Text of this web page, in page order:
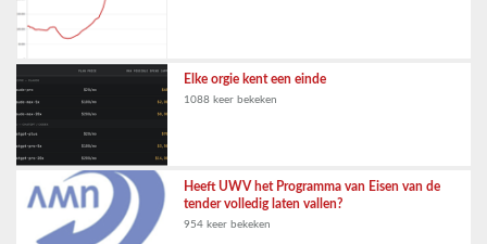
Elke orgie kent een einde
1088 keer bekeken
Heeft UWV het Programma van Eisen van de
tender volledig laten vallen?
954 keer bekeken